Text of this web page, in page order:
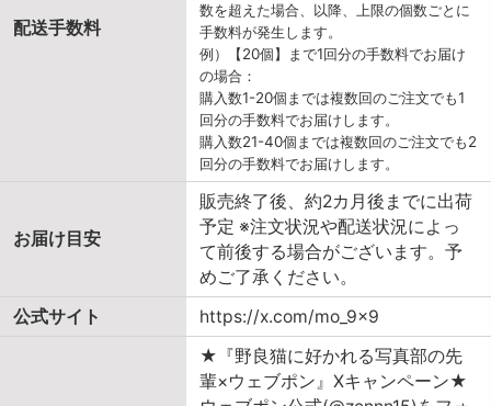
配送手数料
数を超えた場合、以降、上限の個数ごとに
手数料が発生します。
例）【20個】まで1回分の手数料でお届け
の場合：
購入数1-20個までは複数回のご注文でも1
回分の手数料でお届けします。
購入数21-40個までは複数回のご注文でも2
回分の手数料でお届けします。
お届け目安
販売終了後、約2カ月後までに出荷
予定 ※注文状況や配送状況によっ
て前後する場合がございます。予
めご了承ください。
公式サイト
https://x.com/mo_9x9
★『野良猫に好かれる写真部の先
輩×ウェブポン』Xキャンペーン★